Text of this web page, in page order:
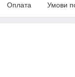
Оплата Умови